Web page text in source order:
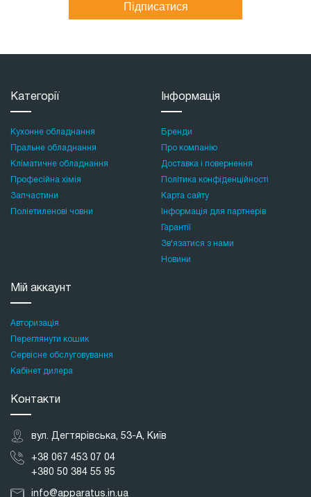
Підписатися
Категорії
Кухонне обладнання
Пральне обладнання
Кліматичне обладнання
Професійна хімія
Запчастини
Поліетиленові човни
Інформація
Бренди
Про компанію
Доставка і повернення
Політика конфіденційності
Карта сайту
Інформація для партнерів
Гарантії
Зв'язатися з нами
Новини
Мій аккаунт
Авторизація
Переглянути кошик
Сервісне обслуговування
Кабінет дилера
Контакти
вул. Дегтярівська, 53-А, Київ
+38 067 453 07 04
+380 50 384 55 95
info@apparatus.in.ua